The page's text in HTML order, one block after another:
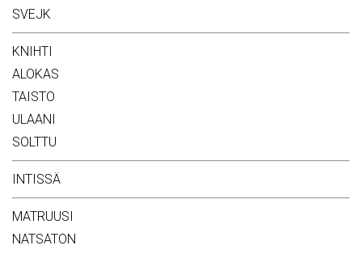
SVEJK
KNIHTI
ALOKAS
TAISTO
ULAANI
SOLTTU
INTISSÄ
MATRUUSI
NATSATON